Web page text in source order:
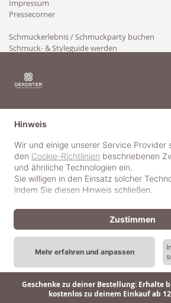
Geschenke zu deiner Bestellung: Erhalte
kostenlos zu deinem Einkauf ab
Impressum
Pressecorner
Schmuckerlebnis / Schmuckparty buchen
Schmuck- & Styleguide werden
© 2018-2025 dekoster GmbH
Hinweis
Wir und einige unserer Service Provider
den Cookie-Richtlinien beschriebenen
und ähnliche Technologien ein.
Sie willigen in den Einsatz solcher
indem Sie diesen Hinweis schließen.
Mehr erfahren und anpassen
Zustimmen